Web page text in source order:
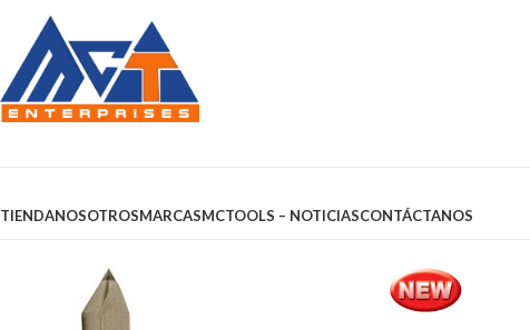
TIENDANOSOTROSMARCASMCTOOLS – NOTICIASCONTÁCTANOS